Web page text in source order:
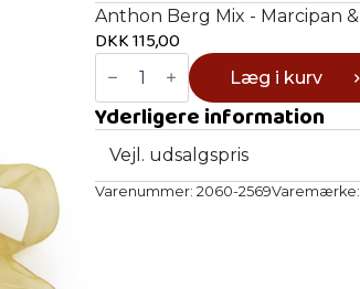
Anthon Berg Mix - Marcipan
DKK115,00
Hatteæske
Rød
Juletræ
-
Anthon
Berg
Mix
antal
Læg i kurv
Yderligere information
Vejl. udsalgspris
Varenummer: 2060-2569